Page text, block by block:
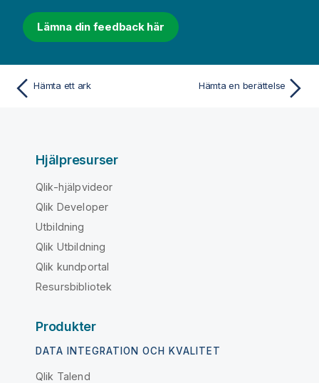
Lämna din feedback här
Hämta ett ark Hämta en berättelse
Hjälpresurser
Qlik-hjälpvideor
Qlik Developer
Utbildning
Qlik Utbildning
Qlik kundportal
Resursbibliotek
Produkter
DATA INTEGRATION OCH KVALITET
Qlik Talend